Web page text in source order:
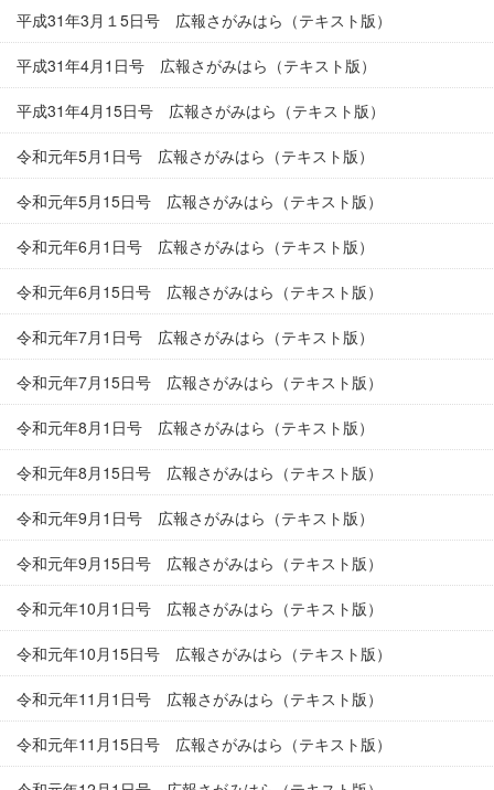
平成31年3月１5日号 広報さがみはら（テキスト版）
平成31年4月1日号 広報さがみはら（テキスト版）
平成31年4月15日号 広報さがみはら（テキスト版）
令和元年5月1日号 広報さがみはら（テキスト版）
令和元年5月15日号 広報さがみはら（テキスト版）
令和元年6月1日号 広報さがみはら（テキスト版）
令和元年6月15日号 広報さがみはら（テキスト版）
令和元年7月1日号 広報さがみはら（テキスト版）
令和元年7月15日号 広報さがみはら（テキスト版）
令和元年8月1日号 広報さがみはら（テキスト版）
令和元年8月15日号 広報さがみはら（テキスト版）
令和元年9月1日号 広報さがみはら（テキスト版）
令和元年9月15日号 広報さがみはら（テキスト版）
令和元年10月1日号 広報さがみはら（テキスト版）
令和元年10月15日号 広報さがみはら（テキスト版）
令和元年11月1日号 広報さがみはら（テキスト版）
令和元年11月15日号 広報さがみはら（テキスト版）